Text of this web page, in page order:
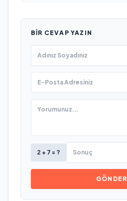
BIR CEVAP YAZIN
2 + 7 = ?
GÖNDER